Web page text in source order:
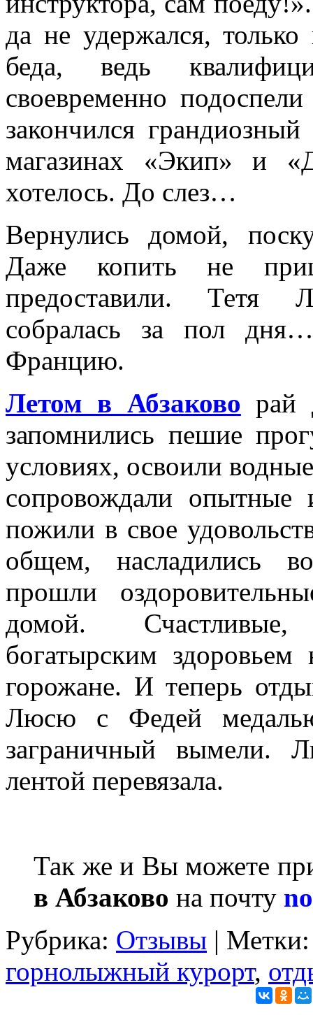
да не удержался,
беда, ведь
своевременно
закончился
магазинах «Экип» и
хотелось. До слез…
Вернулись домой,
Даже копить не
предоставили. Тетя
собралась за пол
Францию.
Летом в Абзаково рай
запомнились пешие
условиях, освоили
сопровождали опытные
пожили в свое
общем, насладились
прошли
домой.
богатырским
горожане. И теперь
Люсю с Федей
заграничный вымели.
лентой перевязала.
Так же и Вы можете
в Абзаково на почту
Рубрика: Отзывы |
горнолыжный курорт,